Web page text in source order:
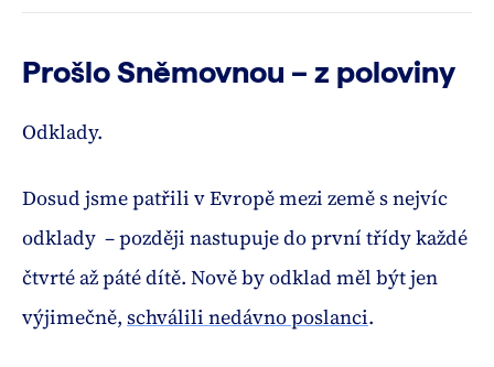
Prošlo Sněmovnou – z poloviny
Odklady.
Dosud jsme patřili v Evropě mezi země s nejvíc
odklady – později nastupuje do první třídy každé
čtvrté až páté dítě. Nově by odklad měl být jen
výjimečně, schválili nedávno poslanci.